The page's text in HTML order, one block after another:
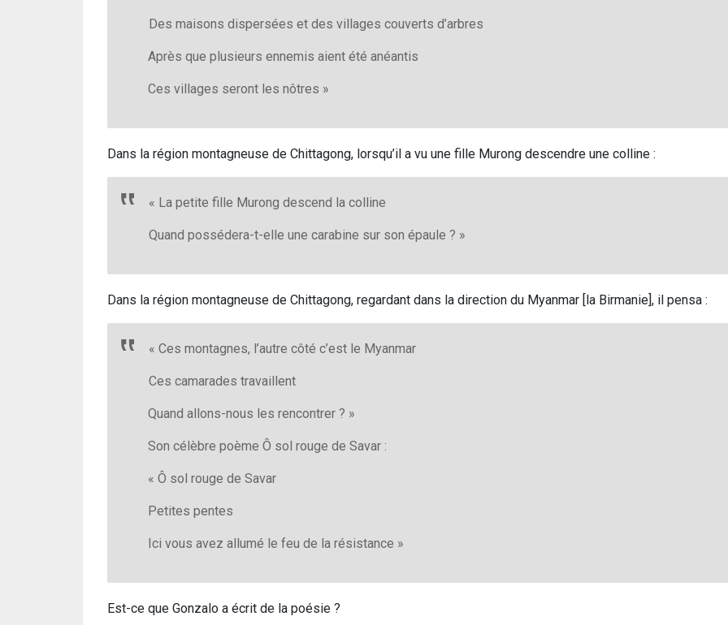
Des maisons dispersées et des villages couverts d’arbres
Après que plusieurs ennemis aient été anéantis
Ces villages seront les nôtres »
Dans la région montagneuse de Chittagong, lorsqu’il a vu une fille Murong descendre une colline :
« La petite fille Murong descend la colline
Quand possédera-t-elle une carabine sur son épaule ? »
Dans la région montagneuse de Chittagong, regardant dans la direction du Myanmar [la Birmanie], il pensa :
« Ces montagnes, l’autre côté c’est le Myanmar
Ces camarades travaillent
Quand allons-nous les rencontrer ? »
Son célèbre poème Ô sol rouge de Savar :
« Ô sol rouge de Savar
Petites pentes
Ici vous avez allumé le feu de la résistance »
Est-ce que Gonzalo a écrit de la poésie ?